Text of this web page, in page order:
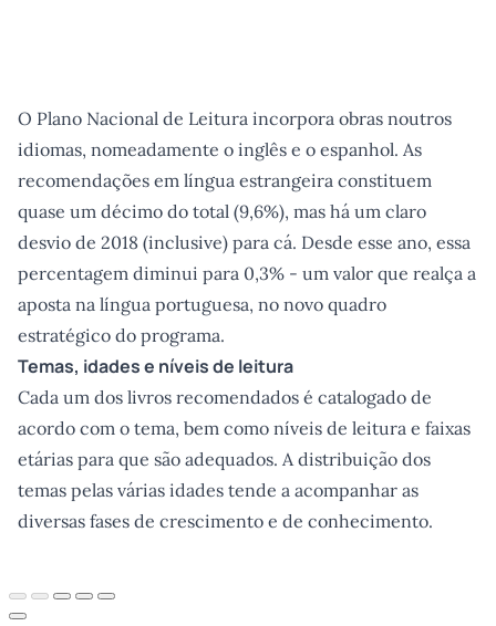
O Plano Nacional de Leitura incorpora obras noutros
idiomas, nomeadamente o inglês e o espanhol. As
recomendações em língua estrangeira constituem
quase um décimo do total (9,6%), mas há um claro
desvio de 2018 (inclusive) para cá. Desde esse ano, essa
percentagem diminui para 0,3% - um valor que realça a
aposta na língua portuguesa, no novo quadro
estratégico do programa.
Temas, idades e níveis de leitura
Cada um dos livros recomendados é catalogado de
acordo com o tema, bem como níveis de leitura e faixas
etárias para que são adequados. A distribuição dos
temas pelas várias idades tende a acompanhar as
diversas fases de crescimento e de conhecimento.